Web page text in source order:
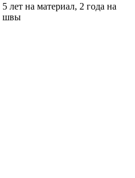
5 лет на материал, 2 года на
швы